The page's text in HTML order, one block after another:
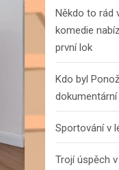
Někdo to rád
komedie
první lok
Kdo byl
Sportování v
Trojí úspěch